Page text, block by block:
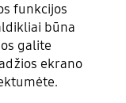
funkcijos
būna
galite
ekrano